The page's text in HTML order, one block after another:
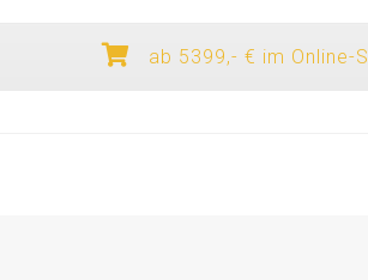
ab 5399,- € im Online-